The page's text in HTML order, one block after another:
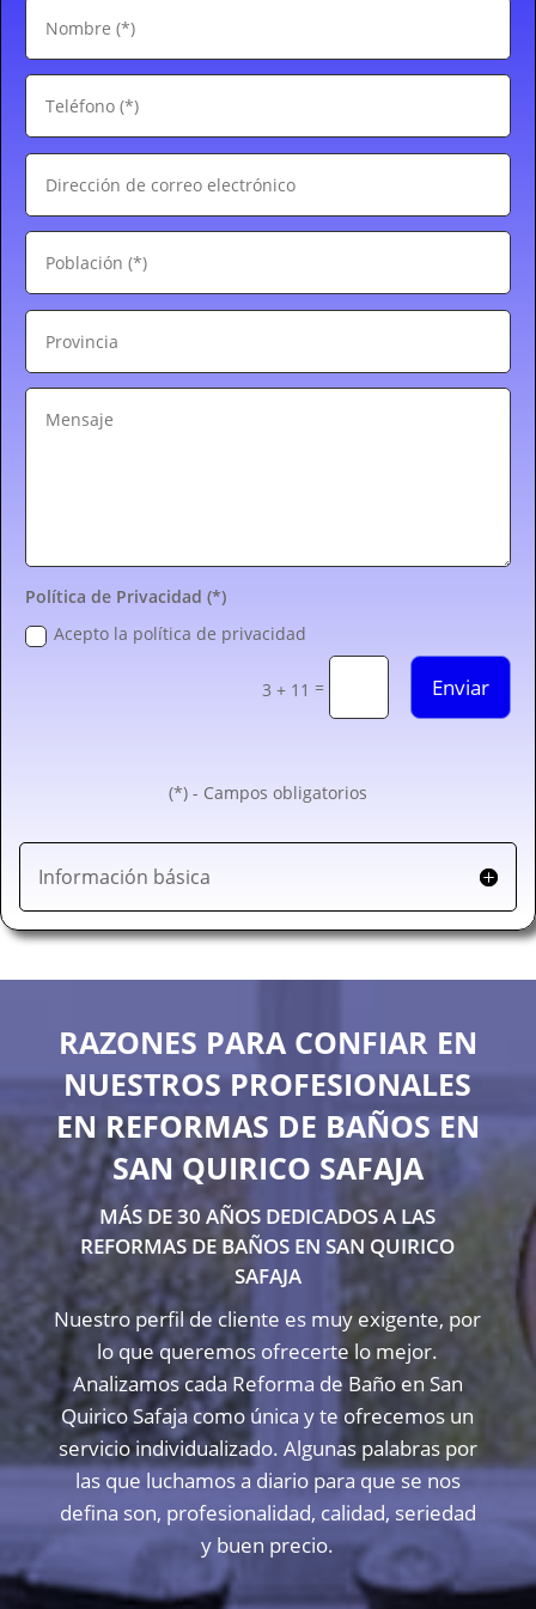
Política de Privacidad (*)
Acepto la política de privacidad
3 + 11 = Enviar
(*) - Campos obligatorios
Información básica
RAZONES PARA CONFIAR EN
NUESTROS PROFESIONALES
EN REFORMAS DE BAÑOS EN
SAN QUIRICO SAFAJA
MÁS DE 30 AÑOS DEDICADOS A LAS
REFORMAS DE BAÑOS EN SAN QUIRICO
SAFAJA
Nuestro perfil de cliente es muy exigente, por
lo que queremos ofrecerte lo mejor.
Analizamos cada Reforma de Baño en San
Quirico Safaja como única y te ofrecemos un
servicio individualizado. Algunas palabras por
las que luchamos a diario para que se nos
defina son, profesionalidad, calidad, seriedad
y buen precio.